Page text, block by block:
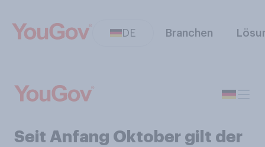
DE Branchen
Seit Anfang Oktober gilt der